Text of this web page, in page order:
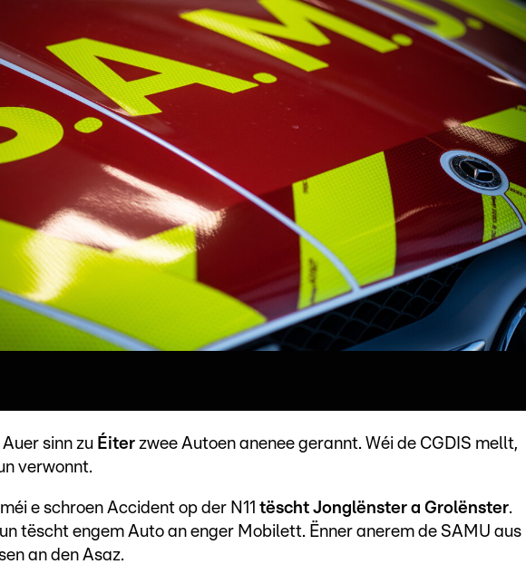
Auer sinn zu Éiter zwee Autoen anenee gerannt. Wéi de CGDIS mellt,
verwonnt.
e schroen Accident op der N11 tëscht Jonglënster a Grolënster.
tëscht engem Auto an enger Mobilett. Ënner anerem de SAMU aus
an den Asaz.